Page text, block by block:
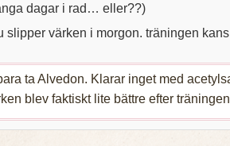
dagar i rad… eller??)
slipper värken i morgon. träningen
ta Alvedon. Klarar inget med
blev faktiskt lite bättre efter